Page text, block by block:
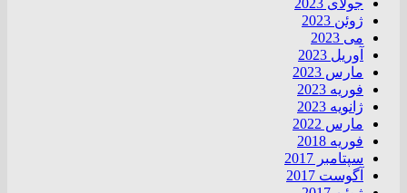
جولای 2023
ژوئن 2023
می 2023
آوریل 2023
مارس 2023
فوریه 2023
ژانویه 2023
مارس 2022
فوریه 2018
سپتامبر 2017
آگوست 2017